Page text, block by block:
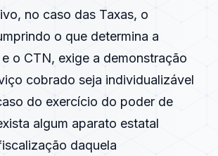
no caso das Taxas, o
o que determina a
o CTN, exige a demonstração
cobrado seja individualizável
do exercício do poder de
algum aparato estatal
daquela